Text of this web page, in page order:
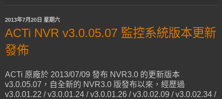
2013年7月20日 星期六
ACTi NVR v3.0.05.07 監控系統版本更新
發佈
ACTi 原廠於 2013/07/09 發布 NVR3.0 的更新版本
v3.0.05.07，自全新的 NVR3.0 版發布以來，經歷過
v3.0.01.22 / v3.0.01.24 / v3.0.01.26 / v3.0.02.09 / v3.0.02.34 /